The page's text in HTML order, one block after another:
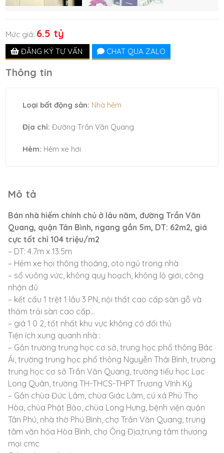
Mức giá: 6.5 tỷ
ĐĂNG KÝ TƯ VẤN CHAT QUA ZALO
Thông tin
Loại bất động sản: Nhà hẻm
Địa chỉ:Đường Trần Văn Quang
Hẻm: Hẻm xe hơi
Mô tả
Bán nhà hiếm chính chủ ở lâu năm, đường Trần Văn
Quang, quận Tân Bình, ngang gần 5m, DT: 62m2, giá
cực tốt chỉ 104 triệu/m2
– DT: 4.7m x 13.5m
– Hẻm xe hơi thông thoáng, oto ngủ trong nhà
– sổ vuông vức, không quy hoạch, không lộ giới, công
nhận đủ
– kết cấu 1 trệt 1 lầu 3 PN, nội thất cao cấp sàn gỗ và
thảm trải sàn cao cấp…
– giá 1 0 2, tốt nhất khu vực không có đối thủ
Tiện ích xung quanh nhà :
– Gần trường trung học cơ sở, trung học phổ thông Bác
Ái, trường trung học phổ thông Nguyễn Thái Bình, trường
trung học cơ sở Trần Văn Quang, trường tiểu học Lạc
Long Quân, trường TH-THCS-THPT Trương Vĩnh Ký
– Gần chùa Đức Lâm, chùa Giác Lâm, cú xá Phú Thọ
Hòa, chùa Phật Bảo, chùa Long Hưng, bệnh viện quận
Tân Phú, nhà thờ Phú Bình, chợ Trần Văn Quang, trung
tâm văn hóa Hòa Bình, chợ Ông Địa,trung tâm thương
mại cmc